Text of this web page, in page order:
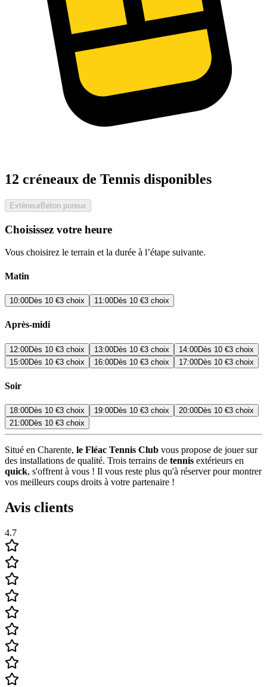
12 créneaux de Tennis disponibles
ExtérieurBéton poreux
Choisissez votre heure
Vous choisirez le terrain et la durée à l’étape suivante.
Matin
10:00Dès 10 €3 choix 11:00Dès 10 €3 choix
Après-midi
12:00Dès 10 €3 choix 13:00Dès 10 €3 choix 14:00Dès 10 €3 choix
15:00Dès 10 €3 choix 16:00Dès 10 €3 choix 17:00Dès 10 €3 choix
Soir
18:00Dès 10 €3 choix 19:00Dès 10 €3 choix 20:00Dès 10 €3 choix
21:00Dès 10 €3 choix
Situé en Charente, le Fléac Tennis Club vous propose de jouer sur
des installations de qualité. Trois terrains de tennis extérieurs en
quick, s'offrent à vous ! Il vous reste plus qu'à réserver pour montrer
vos meilleurs coups droits à votre partenaire !
Avis clients
4.7